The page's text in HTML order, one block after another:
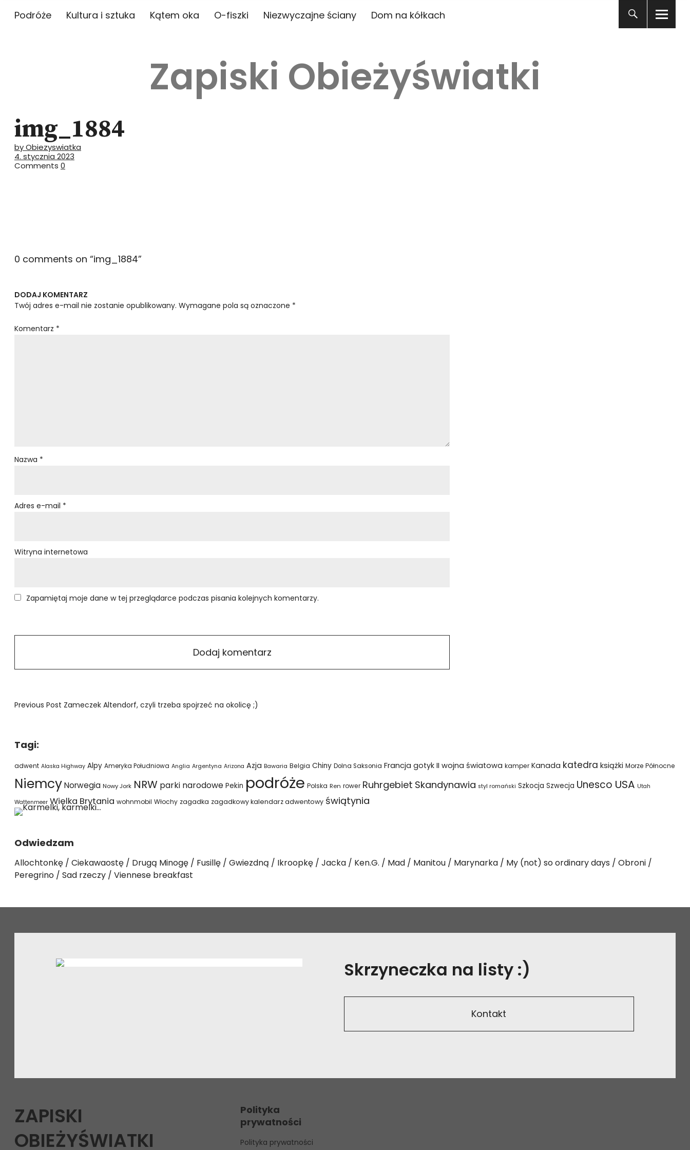
Podróże Kultura i sztuka Kątem oka O-fiszki Niezwyczajne ściany Dom na kółkach
Zapiski Obieżyświatki
img_1884
by Obiezyswiatka
4. stycznia 2023
Comments 0
0 comments on “img_1884”
DODAJ KOMENTARZ
Twój adres e-mail nie zostanie opublikowany. Wymagane pola są oznaczone *
Komentarz *
Nazwa *
Adres e-mail *
Witryna internetowa
Zapamiętaj moje dane w tej przeglądarce podczas pisania kolejnych komentarzy.
Previous Post Zameczek Altendorf, czyli trzeba spojrzeć na okolicę ;)
Tagi:
adwent Alaska Highway Alpy Ameryka Południowa Anglia Argentyna Arizona Azja Bawaria Belgia Chiny Dolna Saksonia Francja gotyk II wojna światowa kamper Kanada katedra książki Morze Północne
NiemcyNorwegia Nowy Jork NRW parki narodowe Pekin podróże Polska Ren rower Ruhrgebiet Skandynawia styl romański Szkocja Szwecja Unesco USA Utah
Wattenmeer Wielka Brytania wohnmobil Włochy zagadka zagadkowy kalendarz adwentowy świątynia
Odwiedzam
Allochtonkę Ciekawaostę Drugą Minogę Fusillę Gwiezdną Ikroopkę Jacka Ken.G. Mad Manitou Marynarka My (not) so ordinary days
Obroni
Peregrino
Sad rzeczy Viennese breakfast
Skrzyneczka na listy :)
Kontakt
ZAPISKI
OBIEŻYŚWIATKI
Polityka
prywatności
Polityka prywatności